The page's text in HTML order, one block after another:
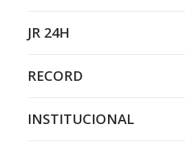
JR 24H
RECORD
INSTITUCIONAL